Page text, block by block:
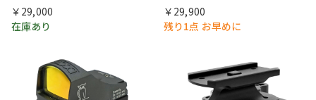
￥29,000
在庫あり
￥29,900
残り1点 お早めに